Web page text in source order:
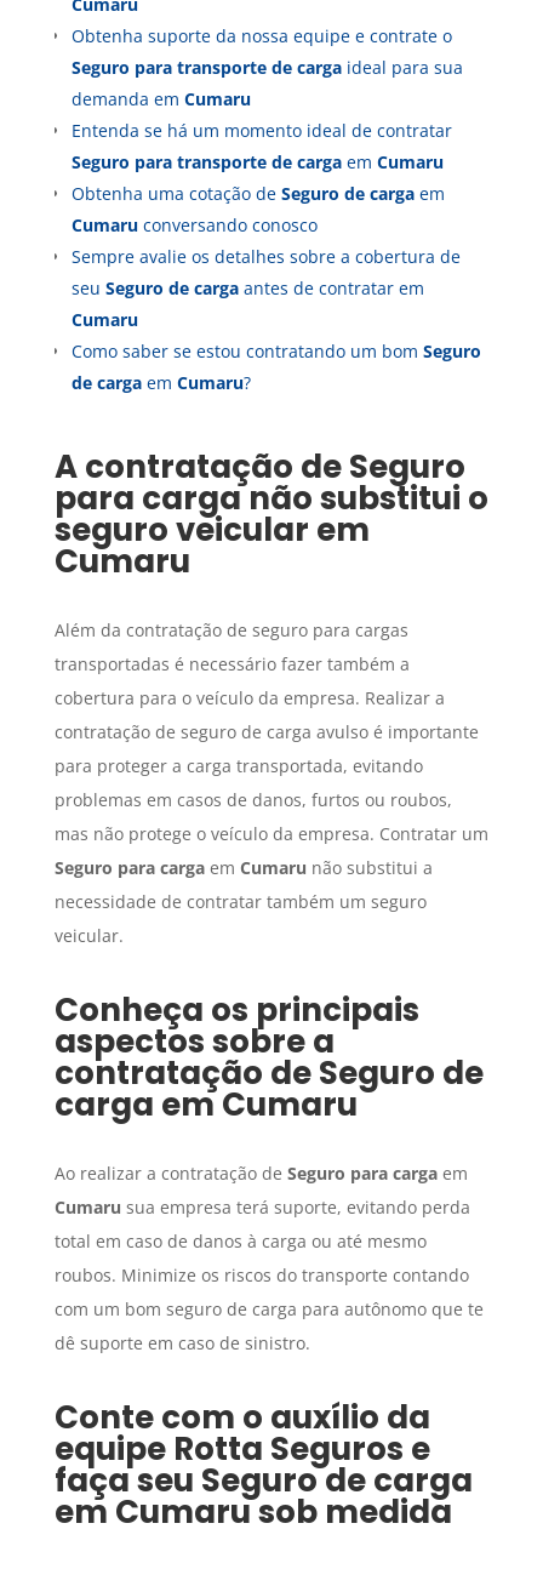
Obtenha suporte da nossa equipe e contrate o
Seguro para transporte de cargaideal para sua
demanda em Cumaru
Entenda se há um momento ideal de contratar
Seguro para transporte de cargaem Cumaru
Obtenha uma cotação de Seguro de cargaem
Cumaruconversando conosco
Sempre avalie os detalhes sobre a cobertura de
seu Seguro de cargaantes de contratar em
Cumaru
Como saber se estou contratando um bom Seguro
de cargaem Cumaru?
A contratação deSeguro
para carganão substitui o
seguro veicular em
Cumaru
Além da contratação de seguro para cargas
transportadas é necessário fazer também a
cobertura para o veículo da empresa. Realizar a
contratação de seguro de carga avulso é importante
para proteger a carga transportada, evitando
problemas em casos de danos, furtos ou roubos,
mas não protege o veículo da empresa. Contratar um
Seguro para cargaem Cumaru não substitui a
necessidade de contratar também um seguro
veicular.
Conheça os principais
aspectos sobre a
contratação deSeguro de
carga emCumaru
Ao realizar a contratação de Seguro para cargaem
Cumaru sua empresa terá suporte, evitando perda
total em caso de danos à carga ou até mesmo
roubos. Minimize os riscos do transporte contando
com um bom seguro de carga para autônomo que te
dê suporte em caso de sinistro.
Conte com o auxílio da
equipe Rotta Seguros e
faça seu Seguro de carga
em Cumarusob medida